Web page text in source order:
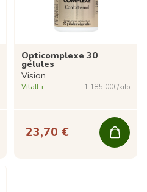
Opticomplexe 30
gélules
Vision
Vitall + 1 185,00€/kilo
23,70 €